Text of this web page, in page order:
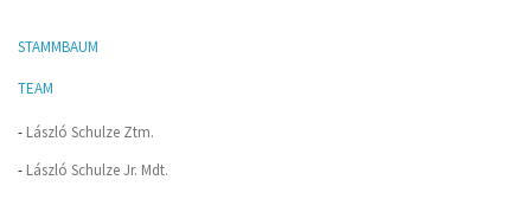
STAMMBAUM
TEAM
- László Schulze Ztm.
- László Schulze Jr. Mdt.